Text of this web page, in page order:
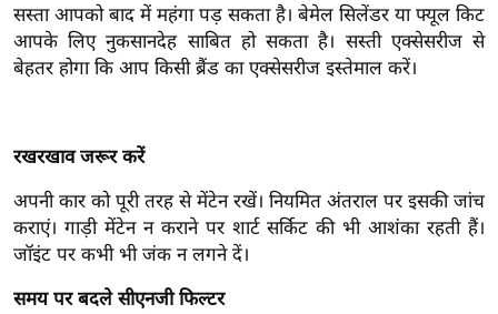
ऑ
टो
व
न्यू
ब्री
फ
म
नो
सस्ता आपको बाद में महंगा पड़ सकता है। बेमेल सिलेंडर या फ्यूल किट
आपके लिए नुकसानदेह साबित हो सकता है। सस्ती एक्सेसरीज से
बेहतर होगा कि आप किसी ब्रैंड का एक्सेसरीज इस्तेमाल करें।
रखरखाव जरूर करें
अपनी कार को पूरी तरह से मेंटेन रखें। नियमित अंतराल पर इसकी जांच
कराएं। गाड़ी मेंटेन न कराने पर शार्ट सर्किट की भी आशंका रहती हैं।
जॉइंट पर कभी भी जंक न लगने दें।
समय पर बदले सीएनजी फिल्टर